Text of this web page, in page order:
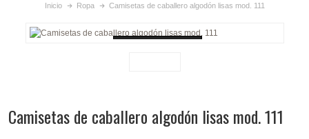
Inicio Ropa Camisetas de caballero algodón lisas mod. 111
Camisetas de caballero algodón lisas mod. 111